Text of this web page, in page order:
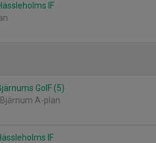
IF
GoIF (5)
A-plan
IF